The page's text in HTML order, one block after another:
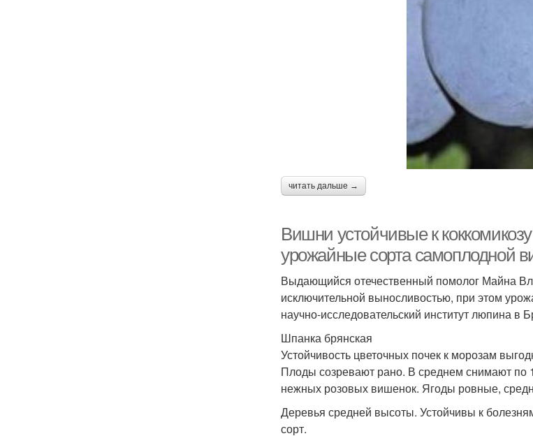
читать дальше →
Вишни устойчивые к
урожайные сорта самоплодной
Выдающийся отечественный помолог Майна
исключительной выносливостью, при этом
научно-исследовательский институт люпина в
Шпанка брянская
Устойчивость цветочных почек к морозам
Плоды созревают рано. В среднем снимают по
нежных розовых вишенок. Ягоды ровные,
Деревья средней высоты. Устойчивы к
сорт.